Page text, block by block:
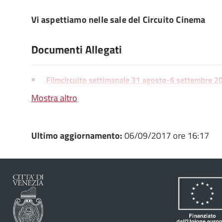
Vi aspettiamo nelle sale del Circuito Cinema
Documenti Allegati
Filmcircuito settimanale 31 agosto-6 settembre
Mostra altro
Ultimo aggiornamento:06/09/2017 ore 16:17